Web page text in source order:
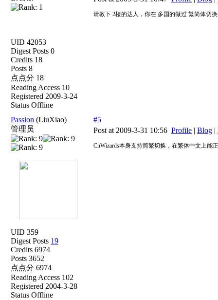
UID 42053
Digest Posts 0
Credits 18
Posts 8
点点分 18
Reading Access 10
Registered 2009-3-24
Status Offline
请教下 2楼的达人，你在 多国的做过 繁简体切
Passion (LiuXiao)
管理员
UID 359
Digest Posts 19
Credits 6974
Posts 3652
点点分 6974
Reading Access 102
Registered 2004-3-28
Status Offline
#5
Post at 2009-3-31 10:56 Profile | Blog |
CnWizards本身支持简繁切换，在繁体中文上能